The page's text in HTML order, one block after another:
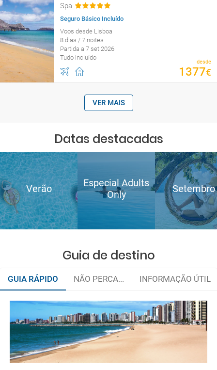
Spa
Seguro Básico Incluído
Voos desde Lisboa
8 dias / 7 noites
Partida a 7 set 2026
Tudo incluído
desde
1377€
VER MAIS
Datas destacadas
Verão
Especial Adults
Only
Setembro
Guia de destino
GUIA RÁPIDO NÃO PERCA... INFORMAÇÃO ÚTIL
Organize sua viagem
Documentação
Como chegar?
Assistência médica
e-mail
deverá imprimi-la